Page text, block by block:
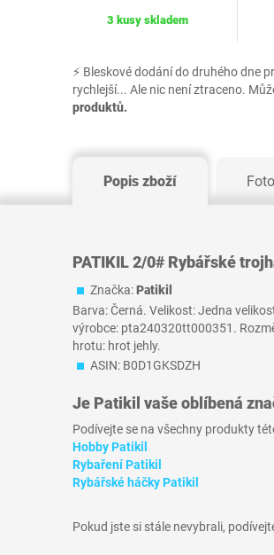
⚡ Bleskové dodání do druhého dne
rychlejší... Ale nic není ztraceno.
produktů.
3 kusy skladem
Popis zboží
PATIKIL 2/0# Rybářské
Značka:Patikil
Barva: Černá. Velikost: Jedna
výrobce: pta240320tt000351.
hrotu: hrot jehly.
ASIN: B0D1GKSDZH
Je Patikil vaše oblíbená
Podívejte se na všechny produkty
Hobby Patikil
Rybaření Patikil
Rybářské háčky Patikil
Pokud jste si stále nevybrali,